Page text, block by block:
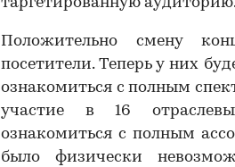
Положительно смену
посетители. Теперь у них
ознакомиться с полным
участие в 16
ознакомиться с полным
было физически